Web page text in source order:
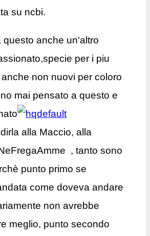
su ncbi.
questo anche un'altro
per i piu
non nuovi per coloro
mai pensato a questo e
alla Maccio, alla
, tanto sono
punto primo se
come doveva andare
non avrebbe
meglio, punto secondo